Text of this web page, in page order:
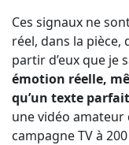
Ces signaux ne
réel, dans la pièce,
partir d’eux que je
émotion réelle,
qu’un texte
une vidéo amateur
campagne TV à